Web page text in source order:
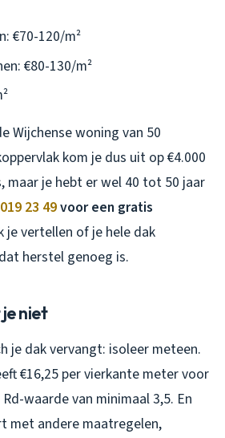
€70-120/m²
€80-130/m²
Wijchense woning van 50
kom je dus uit op €4.000
maar je hebt er wel 40 tot 50 jaar
23 49voor een gratis
je vertellen of je hele dak
herstel genoeg is.
niet
je dak vervangt: isoleer meteen.
€16,25 per vierkante meter voor
waarde van minimaal 3,5. En
met andere maatregelen,